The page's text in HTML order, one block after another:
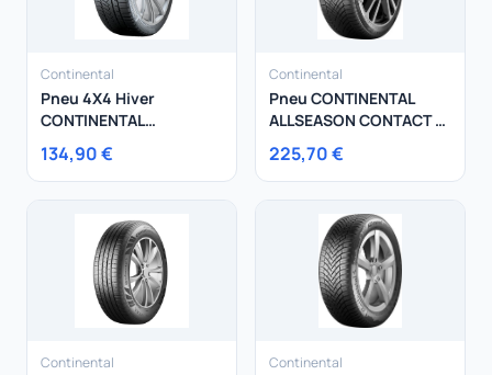
Continental
Pneu 4X4 Hiver
CONTINENTAL
215/65R16 98T
WinterContact TS 850 P
134,90 €
Continental
Pneu CONTINENTAL
ALLSEASON CONTACT 2
255/40R20 101T
225,70 €
Continental Continental